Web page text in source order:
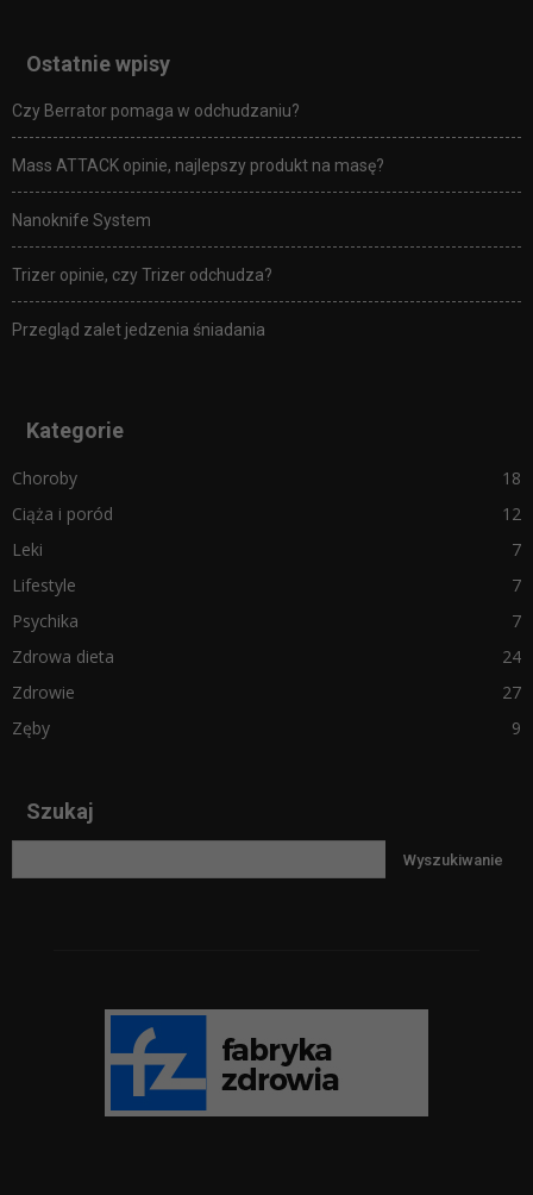
Ostatnie wpisy
Czy Berrator pomaga w odchudzaniu?
Mass ATTACK opinie, najlepszy produkt na masę?
Nanoknife System
Trizer opinie, czy Trizer odchudza?
Przegląd zalet jedzenia śniadania
Kategorie
Choroby
18
Ciąża i poród
12
Leki
7
Lifestyle
7
Psychika
7
Zdrowa dieta
24
Zdrowie
27
Zęby
9
Szukaj